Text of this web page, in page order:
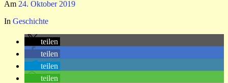
Am 24. Oktober 2019
In Geschichte
teilen
teilen
teilen
teilen